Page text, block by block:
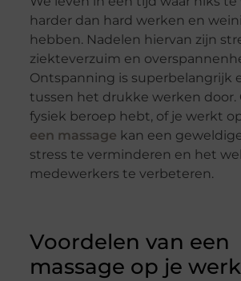
harder dan hard werken en
hebben. Nadelen hiervan zijn
ziekteverzuim en
Ontspanning is superbelangrijk
tussen het drukke werken door.
fysiek beroep hebt, of je werkt
een massage kan een
stress te verminderen en het
medewerkers te verbeteren.
Voordelen van een
massage op je werk